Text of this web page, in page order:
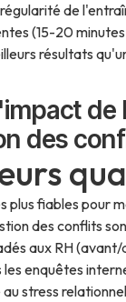
de
(15-20
résultats
de
des
plus fiables pour
des conflits
aux RH (avant/
les enquêtes
stress